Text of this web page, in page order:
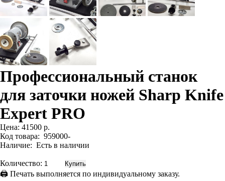
Профессиональный станок
для заточки ножей Sharp Knife
Expert PRO
Цена: 41500 р.
Код товара: 959000-
Наличие: Есть в наличии
Количество:
🖨 Печать выполняется по индивидуальному заказу.